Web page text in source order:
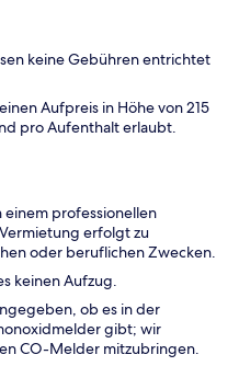
keine Gebühren entrichtet
Aufpreis in Höhe von 215
pro Aufenthalt erlaubt.
professionellen
erfolgt zu
oder beruflichen Zwecken.
keinen Aufzug.
ob es in der
gibt; wir
CO-Melder mitzubringen.